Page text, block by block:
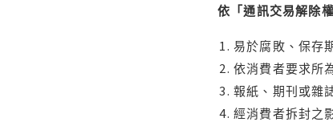
依「通訊交易解除
易於腐敗、保存
依消費者要求所
報紙、期刊或雜
經消費者拆封之